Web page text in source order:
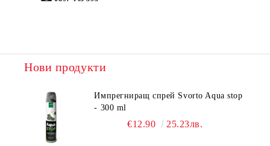
Нови продукти
Импрегниращ спрей Svorto Aqua stop
- 300 ml
€12.90 25.23лв.